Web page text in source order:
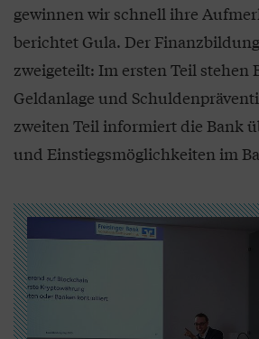
gewinnen wir schnell ihre
berichtet Gula. Der
zweigeteilt: Im ersten Teil stehen
Geldanlage und
zweiten Teil informiert die Bank
und Einstiegsmöglichkeiten im